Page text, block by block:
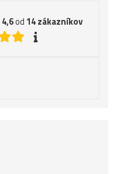
4,6od 14zákazníkov